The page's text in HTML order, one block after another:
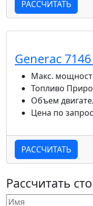
Рассчитать
РАССЧИТАТЬ
Generac
Макс.
Топливо
Объем
Цена по
РАССЧИТАТЬ